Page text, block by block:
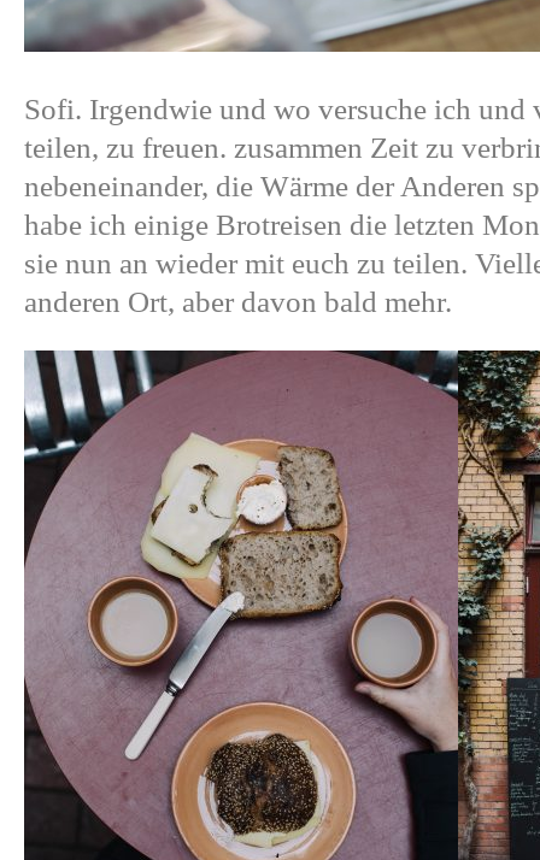
Sofi. Irgendwie und wo versuche ich und
teilen, zu freuen. zusammen Zeit zu
nebeneinander, die Wärme der Anderen
habe ich einige Brotreisen die letzten
sie nun an wieder mit euch zu teilen.
anderen Ort, aber davon bald mehr.